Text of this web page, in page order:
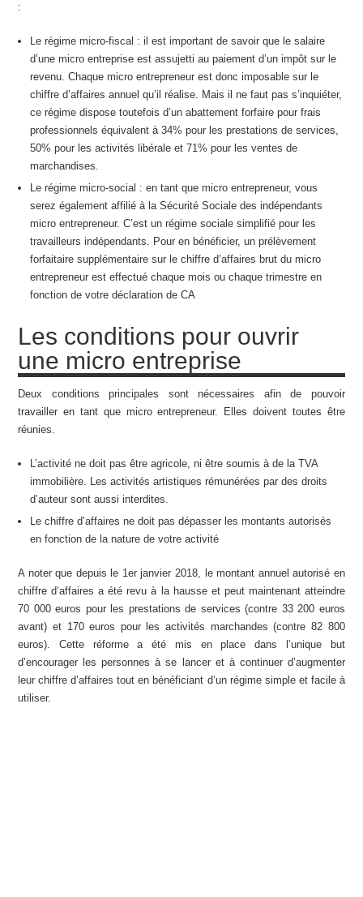
:
Le régime micro-fiscal : il est important de savoir que le salaire
d’une micro entreprise est assujetti au paiement d’un impôt sur le
revenu. Chaque micro entrepreneur est donc imposable sur le
chiffre d’affaires annuel qu’il réalise. Mais il ne faut pas s’inquiéter,
ce régime dispose toutefois d’un abattement forfaire pour frais
professionnels équivalent à 34% pour les prestations de services,
50% pour les activités libérale et 71% pour les ventes de
marchandises.
Le régime micro-social : en tant que micro entrepreneur, vous
serez également affilié à la Sécurité Sociale des indépendants
micro entrepreneur. C’est un régime sociale simplifié pour les
travailleurs indépendants. Pour en bénéficier, un prélèvement
forfaitaire supplémentaire sur le chiffre d’affaires brut du micro
entrepreneur est effectué chaque mois ou chaque trimestre en
fonction de votre déclaration de CA
Les conditions pour ouvrir
une micro entreprise
Deux conditions principales sont nécessaires afin de pouvoir
travailler en tant que micro entrepreneur. Elles doivent toutes être
réunies.
L’activité ne doit pas être agricole, ni être soumis à de la TVA
immobilière. Les activités artistiques rémunérées par des droits
d’auteur sont aussi interdites.
Le chiffre d’affaires ne doit pas dépasser les montants autorisés
en fonction de la nature de votre activité
A noter que depuis le 1er janvier 2018, le montant annuel autorisé en
chiffre d’affaires a été revu à la hausse et peut maintenant atteindre
70 000 euros pour les prestations de services (contre 33 200 euros
avant) et 170 euros pour les activités marchandes (contre 82 800
euros). Cette réforme a été mis en place dans l’unique but
d’encourager les personnes à se lancer et à continuer d’augmenter
leur chiffre d’affaires tout en bénéficiant d’un régime simple et facile à
utiliser.